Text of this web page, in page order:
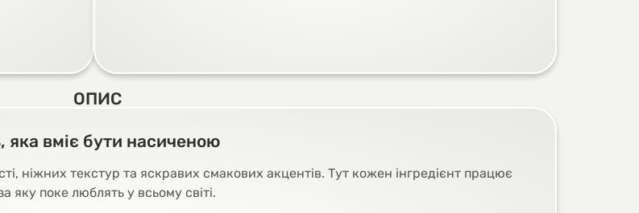
ОПИС
яка вміє бути насиченою
ніжних текстур та яскравих смакових акцентів. Тут кожен інгредієнт працює
поке люблять у всьому світі.